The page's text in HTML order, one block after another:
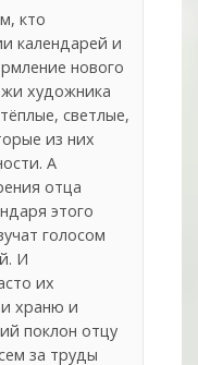
кто
календарей и
нового
художника
светлые,
из них
А
отца
этого
голосом
И
их
храню и
поклон отцу
за труды